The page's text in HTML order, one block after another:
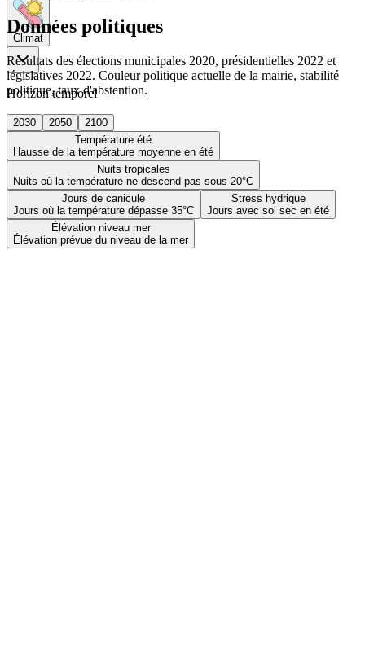
Climat
Horizon temporel
2030 2050
2100
Température été
Hausse de la température moyenne en été
Nuits tropicales
Nuits où la température ne descend pas sous 20°C
Jours de canicule
Jours où la température dépasse 35°C
Stress hydrique
Jours avec sol sec en été
Élévation niveau mer
Élévation prévue du niveau de la mer
Données politiques
Résultats des élections municipales 2020, présidentielles 2022 et
législatives 2022. Couleur politique actuelle de la mairie, stabilité
politique, taux d'abstention.